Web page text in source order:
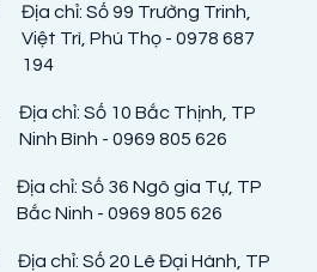
Địa chỉ: Số 99 Trường Trinh,
Việt Trì, Phú Thọ - 0978 687
194
Địa chỉ: Số 10 Bắc Thịnh, TP
Ninh Bình - 0969 805 626
Địa chỉ: Số 36 Ngô gia Tự, TP
Bắc Ninh - 0969 805 626
Địa chỉ: Số 20 Lê Đại Hành, TP